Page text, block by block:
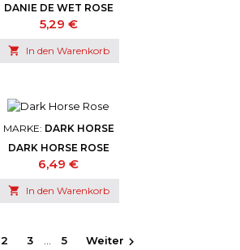
DANIE DE WET ROSE
Preis
5,29 €
 In den Warenkorb
MARKE: DARK HORSE
DARK HORSE ROSE
Preis
6,49 €
 In den Warenkorb
2 3 5 Weiter 